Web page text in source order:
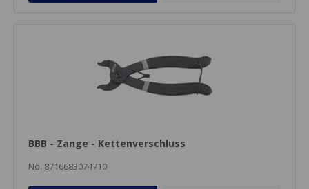
BBB - Zange - Kettenverschluss
No. 8716683074710